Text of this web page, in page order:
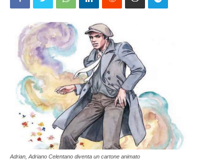
Adrian, Adriano Celentano diventa un cartone animato